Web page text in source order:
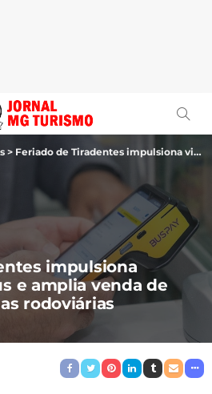
> Feriado de Tiradentes impulsiona viagens de ônibus e amplia venda de passagens fora das rodoviárias
impulsiona
e amplia venda de
rodoviárias